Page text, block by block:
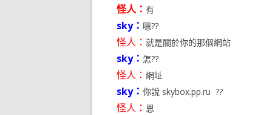
怪人： 有
sky： 嗯??
怪人： 就是關於你的那個網站
sky： 怎??
怪人： 網址
sky： 你說 skybox.pp.ru ??
怪人： 恩